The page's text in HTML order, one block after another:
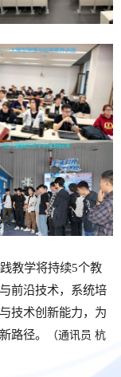
教学将持续5个教
前沿技术，系统培
技术创新能力，为
路径。
（通讯员 杭